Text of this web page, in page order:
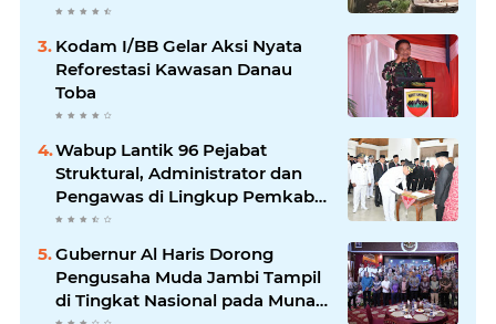
Kodam I/BB Gelar Aksi Nyata
Reforestasi Kawasan Danau
Toba
Wabup Lantik 96 Pejabat
Struktural, Administrator dan
Pengawas di Lingkup Pemkab
Tanjabtim
Gubernur Al Haris Dorong
Pengusaha Muda Jambi Tampil
di Tingkat Nasional pada Munas